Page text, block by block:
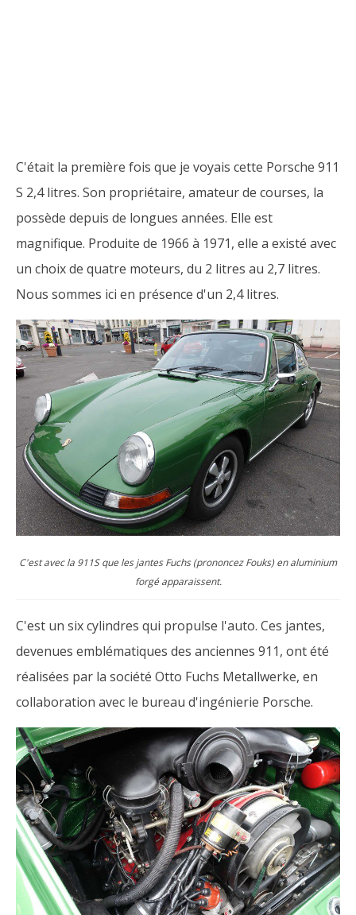
C'était la première fois que je voyais cette Porsche 911
S 2,4 litres. Son propriétaire, amateur de courses, la
possède depuis de longues années. Elle est
magnifique. Produite de 1966 à 1971, elle a existé avec
un choix de quatre moteurs, du 2 litres au 2,7 litres.
Nous sommes ici en présence d'un 2,4 litres.
C'est avec la 911S que les jantes Fuchs (prononcez Fouks) en aluminium
forgé apparaissent.
C'est un six cylindres qui propulse l'auto. Ces jantes,
devenues emblématiques des anciennes 911, ont été
réalisées par la société Otto Fuchs Metallwerke, en
collaboration avec le bureau d'ingénierie Porsche.